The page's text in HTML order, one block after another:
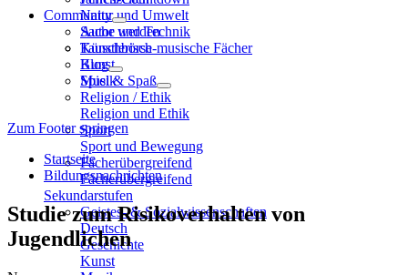
Natur und Umwelt
Sache und Technik
Künstlerisch-musische Fächer
Kunst
Musik
Religion / Ethik
Religion und Ethik
Sport
Sport und Bewegung
Fächerübergreifend
Fächerübergreifend
Sekundarstufen
Geistes- & Sozialwissenschaften
Deutsch
Geschichte
Kunst
Community
Autor werden
Tauschbörse
Blog
Spiel & Spaß
Zum Footer springen
Startseite
Bildungsnachrichten
Studie zum Risikoverhalten von
Jugendlichen